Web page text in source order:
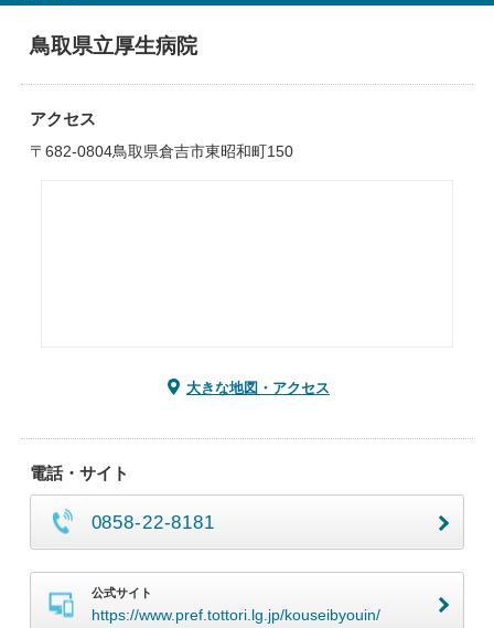
鳥取県立厚生病院
アクセス
〒682-0804鳥取県倉吉市東昭和町150
大きな地図・アクセス
電話・サイト
0858-22-8181
公式サイト
https://www.pref.tottori.lg.jp/kouseibyouin/